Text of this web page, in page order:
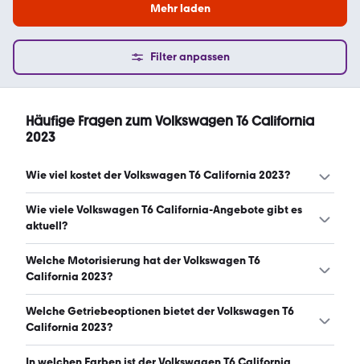
Mehr laden
Filter anpassen
Häufige Fragen zum Volkswagen T6 California
2023
Wie viel kostet der Volkswagen T6 California 2023?
Ein guter Preis für einen Volkswagen T6 California 2023
liegt zwischen 57.800 € und 66.990 €. Leasingangebote
Wie viele Volkswagen T6 California-Angebote gibt es
aktuell?
Es gibt insgesamt 165 Volkswagen T6 California bei
mobile.de, davon 165 Gebraucht- und 0 Neuwagen.
Welche Motorisierung hat der Volkswagen T6
California 2023?
Der Volkswagen T6 California 2023 hat Leistungen
zwischen 150 und 204 PS. (Stand: 10.8.2026)
Welche Getriebeoptionen bietet der Volkswagen T6
California 2023?
Der Volkswagen T6 California 2023 ist mit automatischem